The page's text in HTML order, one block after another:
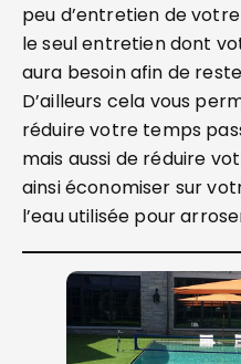
peu d’entretien de
le seul entretien dont
aura besoin afin de
D’ailleurs cela vous
réduire votre temps
mais aussi de réduire
ainsi économiser sur
l’eau utilisée pour